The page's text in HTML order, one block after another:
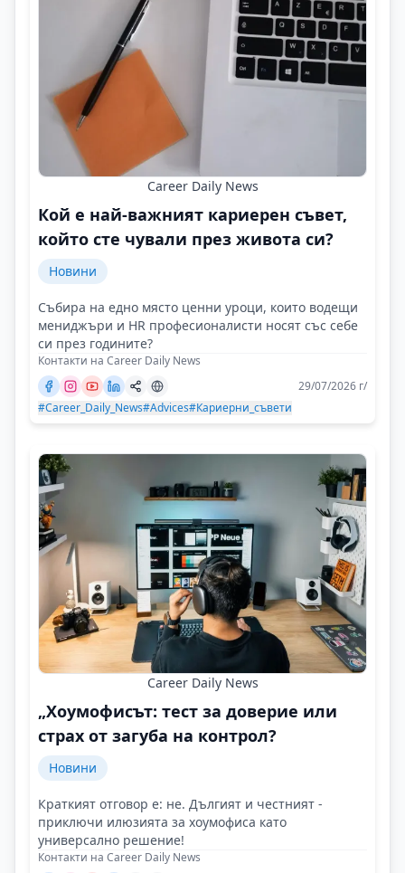
Career Daily News
Кой е най-важният кариерен съвет,
който сте чували през живота си?
Новини
Събира на едно място ценни уроци, които водещи
мениджъри и HR професионалисти носят със себе
си през годините?
Контакти на Career Daily News
29/07/2026 г/
#Career_Daily_News#Advices#Кариерни_съвети
Career Daily News
„Хоумофисът: тест за доверие или
страх от загуба на контрол?
Новини
Краткият отговор е: не. Дългият и честният -
приключи илюзията за хоумофиса като
универсално решение!
Контакти на Career Daily News